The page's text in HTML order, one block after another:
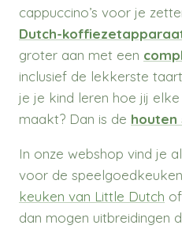
cappuccino’s voor je
Dutch-
groter aan met een
inclusief de lekkerste
je je kind leren hoe jij
maakt? Dan is de houten
In onze webshop vind je
voor de
keuken van Little Dutch
dan mogen uitbreidingen